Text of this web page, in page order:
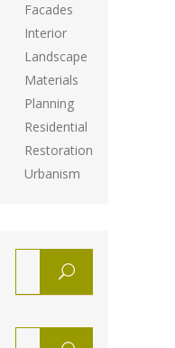
Facades
Interior
Landscape
Materials
Planning
Residential
Restoration
Urbanism